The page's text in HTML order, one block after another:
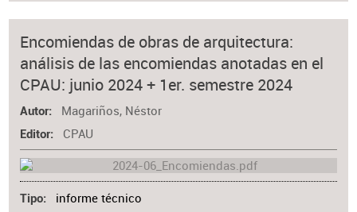
Encomiendas de obras de arquitectura:
análisis de las encomiendas anotadas en el
CPAU: junio 2024 + 1er. semestre 2024
Autor Magariños, Néstor
Editor CPAU
Tipo informe técnico